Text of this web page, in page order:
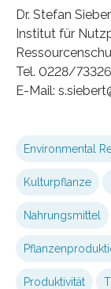
Dr. Stefan
Institut für
Tel. 0228/
E-Mail:
Environmental
Kulturpflanze
Nahrungsmittel
Produktivität